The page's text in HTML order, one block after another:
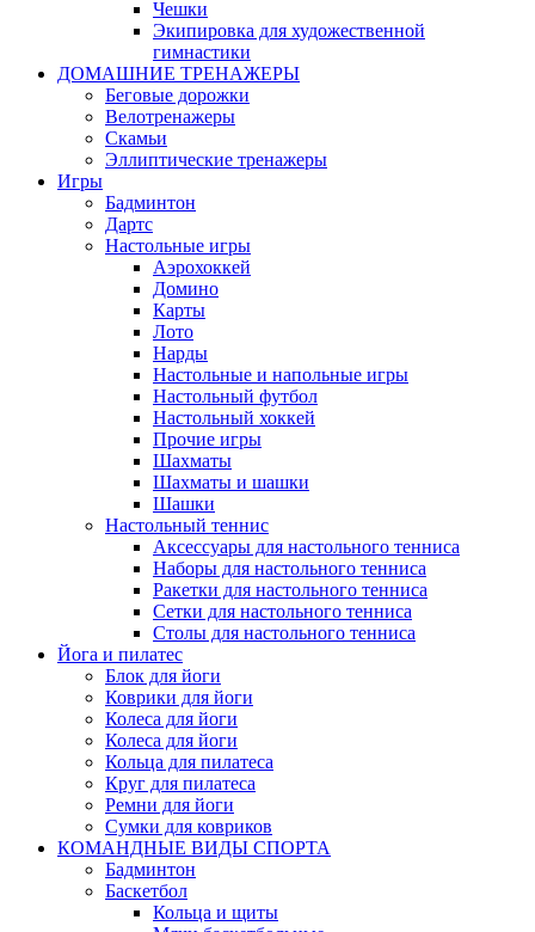
Чешки
Экипировка для художественной
гимнастики
ДОМАШНИЕ ТРЕНАЖЕРЫ
Беговые дорожки
Велотренажеры
Скамьи
Эллиптические тренажеры
Игры
Бадминтон
Дартс
Настольные игры
Аэрохоккей
Домино
Карты
Лото
Нарды
Настольные и напольные игры
Настольный футбол
Настольный хоккей
Прочие игры
Шахматы
Шахматы и шашки
Шашки
Настольный теннис
Аксессуары для настольного тенниса
Наборы для настольного тенниса
Ракетки для настольного тенниса
Сетки для настольного тенниса
Столы для настольного тенниса
Йога и пилатес
Блок для йоги
Коврики для йоги
Колеса для йоги
Колеса для йоги
Кольца для пилатеса
Круг для пилатеса
Ремни для йоги
Сумки для ковриков
КОМАНДНЫЕ ВИДЫ СПОРТА
Бадминтон
Баскетбол
Кольца и щиты